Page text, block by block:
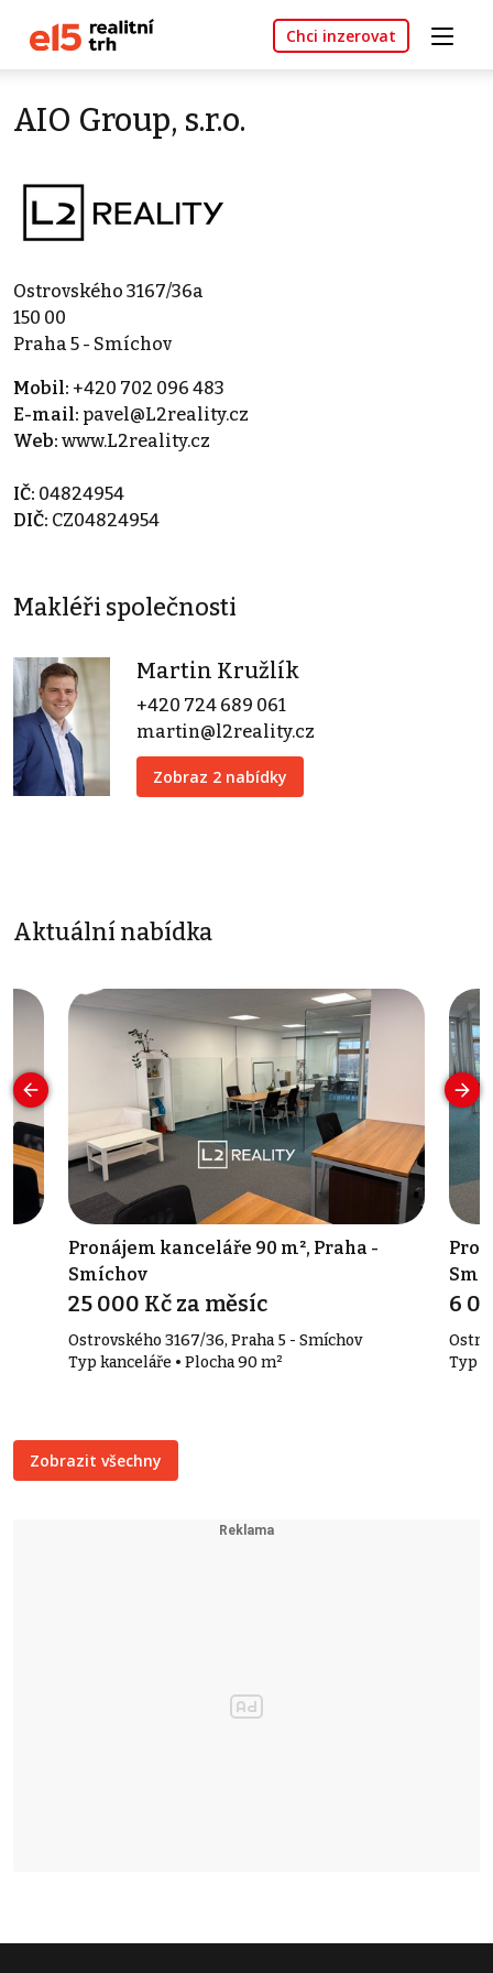
Chci inzerovat
AIO Group, s.r.o.
Ostrovského 3167/36a
150 00
Praha 5 - Smíchov
Mobil: +420 702 096 483
E-mail: pavel@L2reality.cz
Web: www.L2reality.cz
IČ: 04824954
DIČ: CZ04824954
Makléři společnosti
Martin Kružlík
+420 724 689 061
martin@l2reality.cz
Zobraz 2 nabídky
Aktuální nabídka
Pronájem kanceláře 90 m², Praha -
Smíchov
25 000 Kč za měsíc
Ostrovského 3167/36, Praha 5 - Smíchov
Typ kanceláře • Plocha 90 m²
6
Typ
Zobrazit všechny